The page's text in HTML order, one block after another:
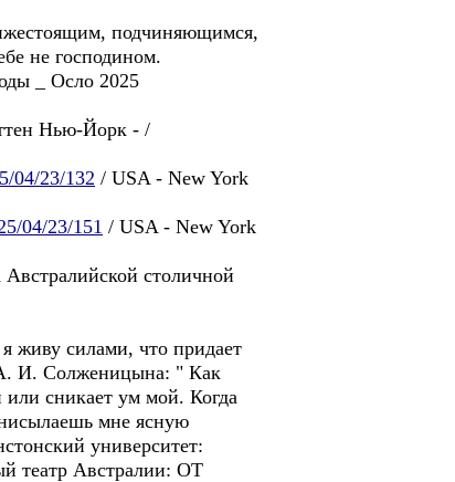
подчиняющимся,
не господинoм.
_ Осло 2025
Нью-Йорк - /
04/23/132 / USA - New York
04/23/151 / USA - New York
Австралийской столичной
силами, что придает
А. И. Солженицына: " Как
или сникает ум мой. Когда
мне ясную
университет:
театр Австралии: OT